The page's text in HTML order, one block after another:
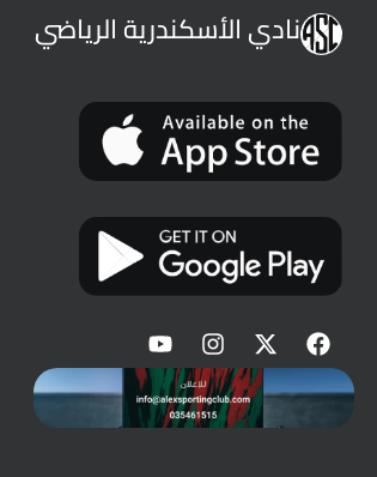
نادي الأسكندرية الرياضي